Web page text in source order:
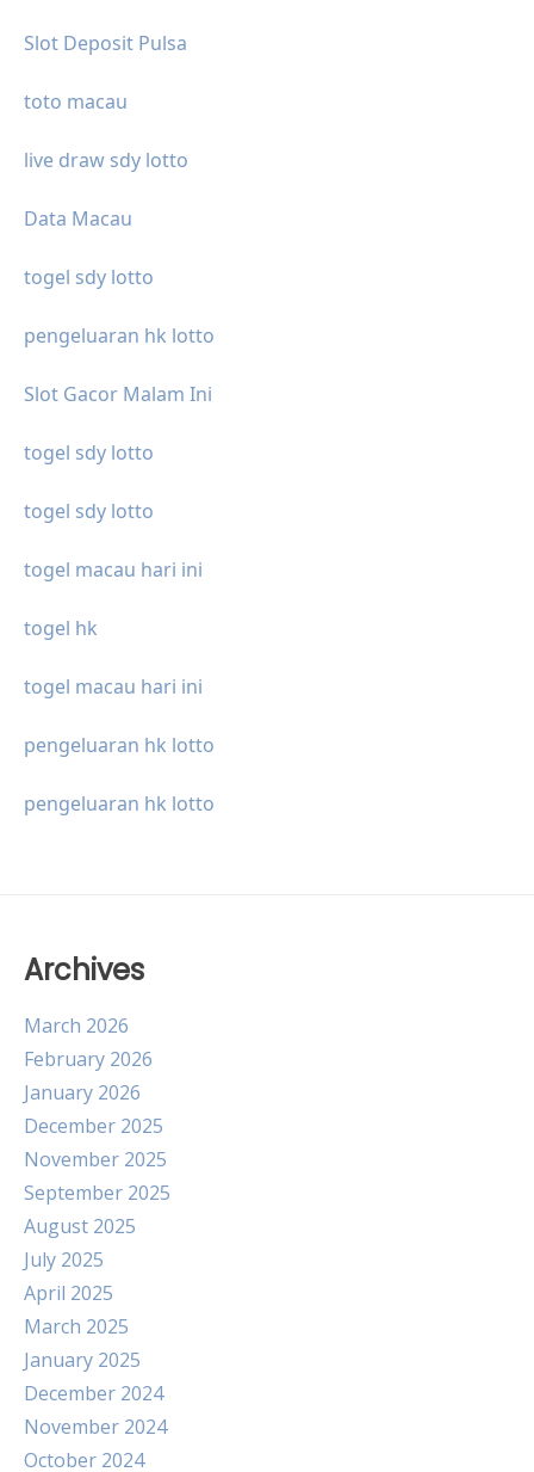
Slot Deposit Pulsa
toto macau
live draw sdy lotto
Data Macau
togel sdy lotto
pengeluaran hk lotto
Slot Gacor Malam Ini
togel sdy lotto
togel sdy lotto
togel macau hari ini
togel hk
togel macau hari ini
pengeluaran hk lotto
pengeluaran hk lotto
Archives
March 2026
February 2026
January 2026
December 2025
November 2025
September 2025
August 2025
July 2025
April 2025
March 2025
January 2025
December 2024
November 2024
October 2024